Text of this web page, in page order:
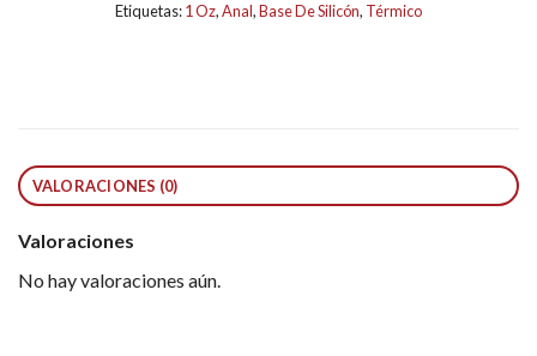
Etiquetas:1 Oz,Anal,Base De Silicón, Térmico
VALORACIONES (0)
Valoraciones
No hay valoraciones aún.